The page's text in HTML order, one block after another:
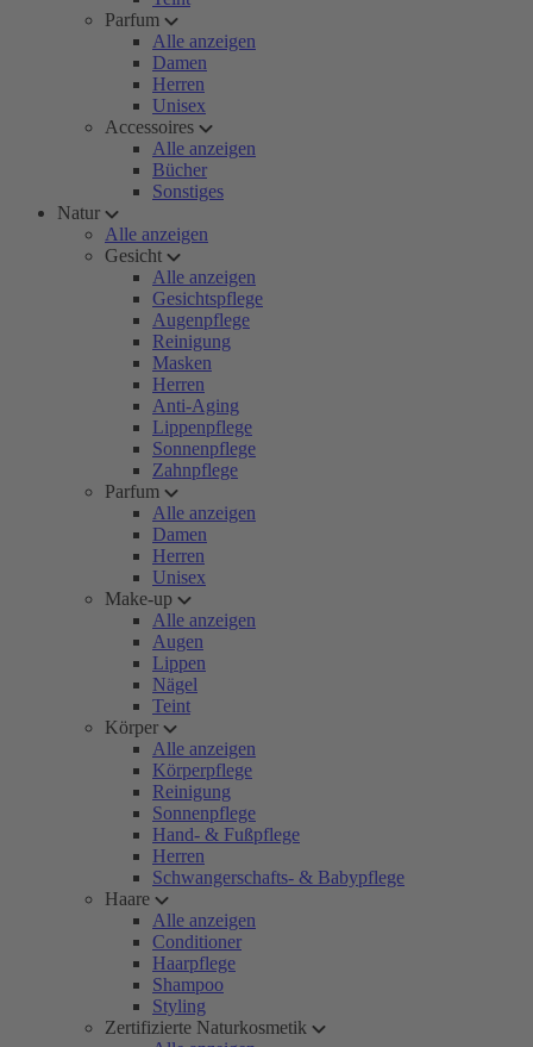
Parfum
Alle anzeigen
Damen
Herren
Unisex
Accessoires
Alle anzeigen
Bücher
Sonstiges
Natur
Alle anzeigen
Gesicht
Alle anzeigen
Gesichtspflege
Augenpflege
Reinigung
Masken
Herren
Anti-Aging
Lippenpflege
Sonnenpflege
Zahnpflege
Parfum
Alle anzeigen
Damen
Herren
Unisex
Make-up
Alle anzeigen
Augen
Lippen
Nägel
Teint
Körper
Alle anzeigen
Körperpflege
Reinigung
Sonnenpflege
Hand- & Fußpflege
Herren
Schwangerschafts- & Babypflege
Haare
Alle anzeigen
Conditioner
Haarpflege
Shampoo
Styling
Zertifizierte Naturkosmetik